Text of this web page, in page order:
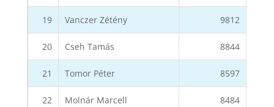
19 Vanczer Zétény 9812
20 Cseh Tamás 8844
21 Tomor Péter 8597
22 Molnár Marcell 8484